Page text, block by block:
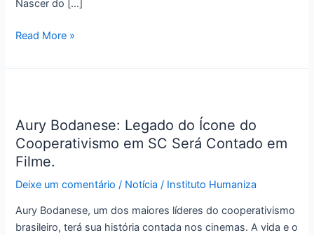
Nascer do […]
Read More »
Aury Bodanese: Legado do Ícone do
Cooperativismo em SC Será Contado em
Filme.
Deixe um comentário / Notícia / Instituto Humaniza
Aury Bodanese, um dos maiores líderes do cooperativismo
brasileiro, terá sua história contada nos cinemas. A vida e o
Legado
do
Ícone
Cooperativismo
em
SC